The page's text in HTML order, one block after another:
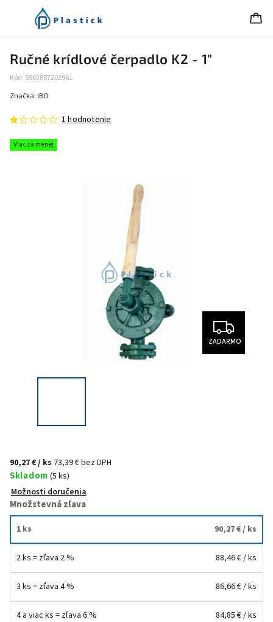
Ručné krídlové čerpadlo K2 - 1"
Kód: 5903887202961
Viac za menej
1 hodnotenie
Značka: IBO
ZADARMO
90,27 €/ ks 73,39 € bez DPH
Skladom (5 ks)
Možnosti doručenia
Množstevná zľava
1 ks 90,27 €/ ks
2 ks = zľava 2 % 88,46 €/ ks
3 ks = zľava 4 % 86,66 €/ ks
4 a viac ks = zľava 6 % 84,85 €/ ks